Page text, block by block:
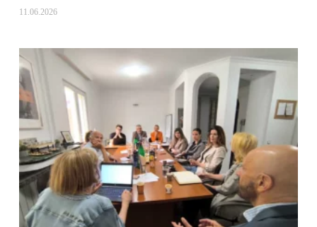
11.06.2026